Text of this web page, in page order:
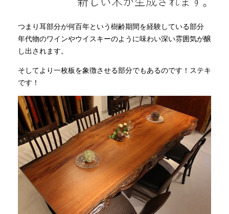
つまり耳部分が何百年という樹齢期間を経験している部分
年代物のワインやウイスキーのように味わい深い雰囲気が醸
し出されます。
そしてより一枚板を象徴させる部分でもあるのです！ステキ
です！